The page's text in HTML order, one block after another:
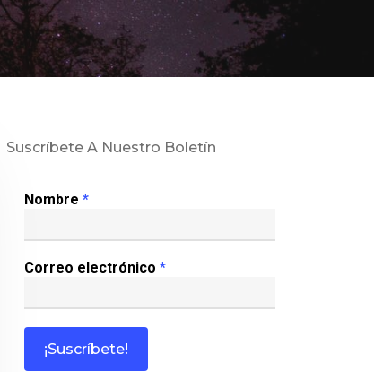
Suscríbete A Nuestro Boletín
Nombre *
Correo electrónico *